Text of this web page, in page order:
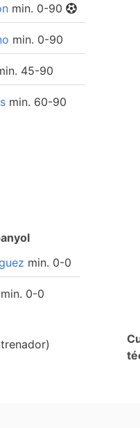
min. 0-90
min. 0-90
45-90
min. 60-90
min. 0-0
min. 0-0